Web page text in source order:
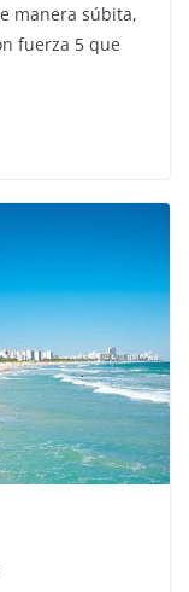
manera súbita,
fuerza 5 que